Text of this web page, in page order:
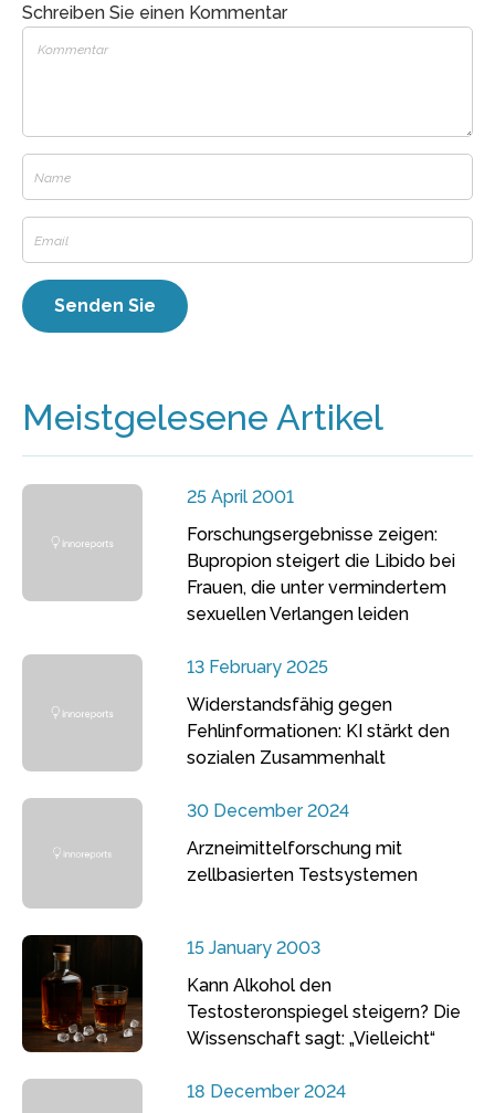
Schreiben Sie einen Kommentar
Meistgelesene Artikel
25 April 2001
Forschungsergebnisse zeigen:
Bupropion steigert die Libido bei
Frauen, die unter vermindertem
sexuellen Verlangen leiden
13 February 2025
Widerstandsfähig gegen
Fehlinformationen: KI stärkt den
sozialen Zusammenhalt
30 December 2024
Arzneimittelforschung mit
zellbasierten Testsystemen
15 January 2003
Kann Alkohol den
Testosteronspiegel steigern? Die
Wissenschaft sagt: „Vielleicht“
18 December 2024